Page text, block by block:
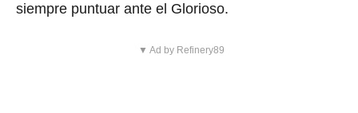
siempre puntuar ante el Glorioso.
▼ Ad by Refinery89